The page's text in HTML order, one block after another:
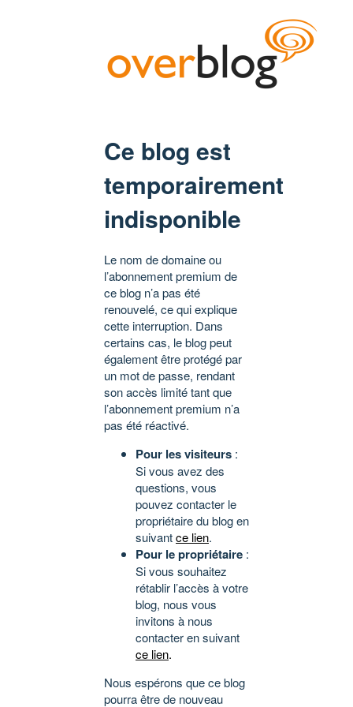
Ce blog est
temporairement
indisponible
Le nom de domaine ou
l’abonnement premium de
ce blog n’a pas été
renouvelé, ce qui explique
cette interruption. Dans
certains cas, le blog peut
également être protégé par
un mot de passe, rendant
son accès limité tant que
l’abonnement premium n’a
pas été réactivé.
Pour les visiteurs :
Si vous avez des
questions, vous
pouvez contacter le
propriétaire du blog en
suivantce lien.
Pour le propriétaire :
Si vous souhaitez
rétablir l’accès à votre
blog, nous vous
invitons à nous
contacter en suivant
ce lien.
Nous espérons que ce blog
pourra être de nouveau